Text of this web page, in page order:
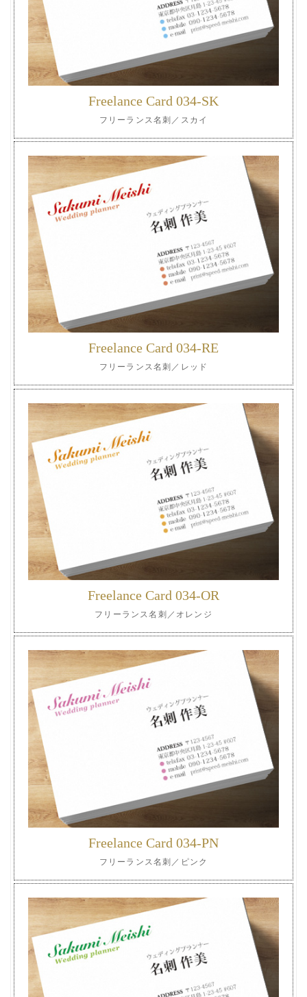
Freelance Card 034-SK
フリーランス名刺／スカイ
Freelance Card 034-RE
フリーランス名刺／レッド
Freelance Card 034-OR
フリーランス名刺／オレンジ
Freelance Card 034-PN
フリーランス名刺／ピンク